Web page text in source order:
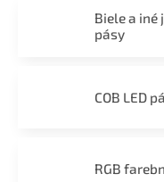
Biele a iné
pásy
COB LED
RGB